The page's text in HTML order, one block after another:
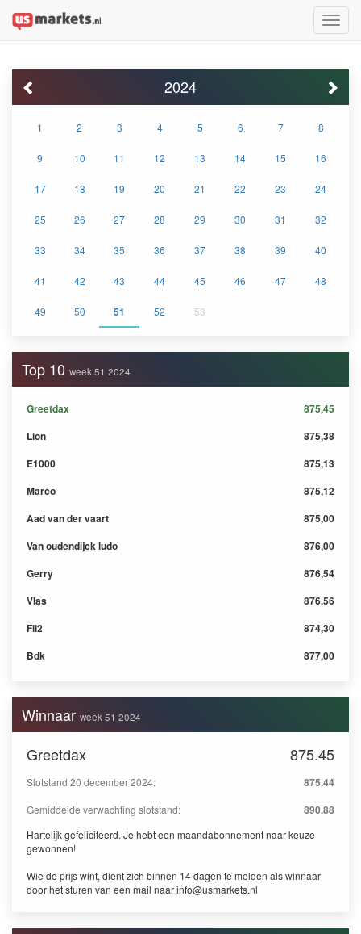
Toggle
2024
1 2 3 4 5 6 7 8
9 10 11 12 13 14 15 16
17 18 19 20 21 22 23 24
25 26 27 28 29 30 31 32
33 34 35 36 37 38 39 40
41 42 43 44 45 46 47 48
49 50 51 52 53
Top 10 week 51 2024
Greetdax
875,45
Lion
875,38
E1000
875,13
Marco
875,12
Aad van der vaart
875,00
Van oudendijck ludo
876,00
Gerry
876,54
Vlas
876,56
Fil2
874,30
Bdk
877,00
Winnaar week 51 2024
Greetdax 875.45
Slotstand 20 december 2024: 875.44
Gemiddelde verwachting slotstand: 890.88
Hartelijk gefeliciteerd. Je hebt een maandabonnement naar keuze
gewonnen!
Wie de prijs wint, dient zich binnen 14 dagen te melden als winnaar
door het sturen van een mail naarinfo@usmarkets.nl